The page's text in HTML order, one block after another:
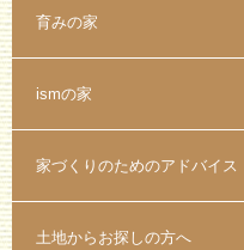
育みの家
ismの家
家づくりのためのアドバイス
土地からお探しの方へ